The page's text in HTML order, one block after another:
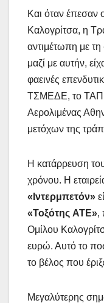
Και όταν έπεσαν
Καλογρίτσα, η
αντιμέτωπη με
μαζί με αυτήν,
φαεινές
ΤΣΜΕΔΕ, το
Αερολιμένας
μετόχων της
Η κατάρρευση
χρόνου. Η
«Ιντερμπετόν»
«Τοξότης ATE»,
Ομίλου
ευρώ. Αυτό το
το βέλος που
Μεγαλύτερης